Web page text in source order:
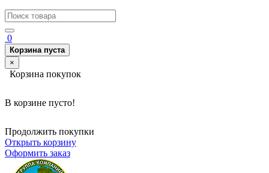
0
Корзина пуста
×
Корзина покупок
В корзине пусто!
Продолжить покупки
Открыть корзину
Оформить заказ